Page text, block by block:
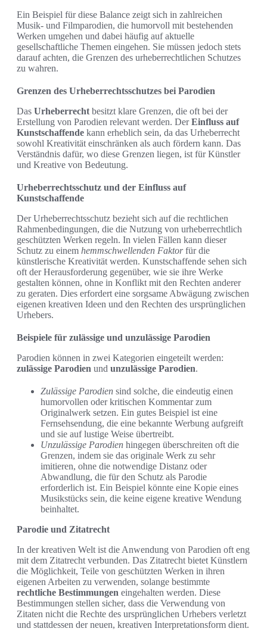
Ein Beispiel für diese Balance zeigt sich in zahlreichen
Musik- und Filmparodien, die humorvoll mit bestehenden
Werken umgehen und dabei häufig auf aktuelle
gesellschaftliche Themen eingehen. Sie müssen jedoch stets
darauf achten, die Grenzen des urheberrechtlichen Schutzes
zu wahren.
Grenzen des Urheberrechtsschutzes bei Parodien
Das Urheberrecht besitzt klare Grenzen, die oft bei der
Erstellung von Parodien relevant werden. DerEinfluss auf
Kunstschaffende kann erheblich sein, da das Urheberrecht
sowohl Kreativität einschränken als auch fördern kann. Das
Verständnis dafür, wo diese Grenzen liegen, ist für Künstler
und Kreative von Bedeutung.
Urheberrechtsschutz und der Einfluss auf
Kunstschaffende
Der Urheberrechtsschutz bezieht sich auf die rechtlichen
Rahmenbedingungen, die die Nutzung von urheberrechtlich
geschützten Werken regeln. In vielen Fällen kann dieser
Schutz zu einem hemmschwellenden Faktorfür die
künstlerische Kreativität werden. Kunstschaffende sehen sich
oft der Herausforderung gegenüber, wie sie ihre Werke
gestalten können, ohne in Konflikt mit den Rechten anderer
zu geraten. Dies erfordert eine sorgsame Abwägung zwischen
eigenen kreativen Ideen und den Rechten des ursprünglichen
Urhebers.
Beispiele für zulässige und unzulässige Parodien
Parodien können in zwei Kategorien eingeteilt werden:
zulässige Parodien und unzulässige Parodien.
Zulässige Parodien sind solche, die eindeutig einen
humorvollen oder kritischen Kommentar zum
Originalwerk setzen. Ein gutes Beispiel ist eine
Fernsehsendung, die eine bekannte Werbung aufgreift
und sie auf lustige Weise übertreibt.
Unzulässige Parodien hingegen überschreiten oft die
Grenzen, indem sie das originale Werk zu sehr
imitieren, ohne die notwendige Distanz oder
Abwandlung, die für den Schutz als Parodie
erforderlich ist. Ein Beispiel könnte eine Kopie eines
Musikstücks sein, die keine eigene kreative Wendung
beinhaltet.
Parodie und Zitatrecht
In der kreativen Welt ist die Anwendung von Parodien oft eng
mit dem Zitatrecht verbunden. Das Zitatrecht bietet Künstlern
die Möglichkeit, Teile von geschützten Werken in ihren
eigenen Arbeiten zu verwenden, solange bestimmte
rechtliche Bestimmungen eingehalten werden. Diese
Bestimmungen stellen sicher, dass die Verwendung von
Zitaten nicht die Rechte des ursprünglichen Urhebers verletzt
und stattdessen der neuen, kreativen Interpretationsform dient.